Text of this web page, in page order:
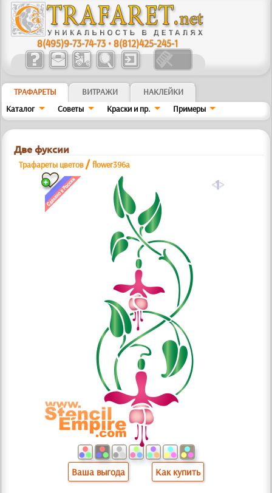
8(495)9-73-74-73 •8(812)425-245-1
ТРАФАРЕТЫ ВИТРАЖИ
НАКЛЕЙКИ
Каталог
Советы Краски и пр. Примеры
Две фуксии
Трафареты цветов /flower396a
a
Ваша выгода Как купить